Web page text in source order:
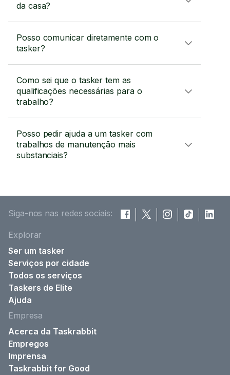
da casa?
Posso comunicar diretamente com o
tasker?
Como sei que o tasker tem as
qualificações necessárias para o
trabalho?
Posso pedir ajuda a um tasker com
trabalhos de manutenção mais
substanciais?
Siga-nos nas redes sociais:
Explorar
Ser um tasker
Serviços por cidade
Todos os serviços
Taskers de Elite
Ajuda
Empresa
Acerca da Taskrabbit
Empregos
Imprensa
Taskrabbit for Good